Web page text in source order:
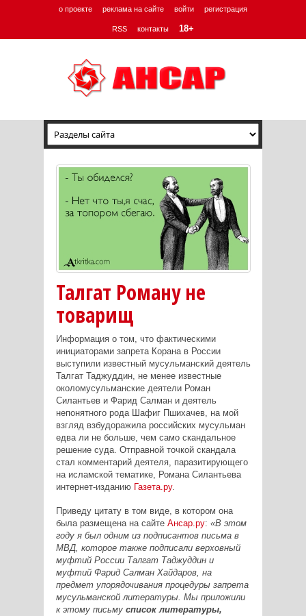
о проекте реклама на сайте войти регистрация
RSS контакты 18+
Талгат Роману не
товарищ
Информация о том, что фактическими
инициаторами запрета Корана в России
выступили известный мусульманский деятель
Талгат Таджуддин, не менее известные
околомусульманские деятели Роман
Силантьев и Фарид Салман и деятель
непонятного рода Шафиг Пшихачев, на мой
взгляд взбудоражила российских мусульман
едва ли не больше, чем само скандальное
решение суда. Отправной точкой скандала
стал комментарий деятеля, паразитирующего
на исламской тематике, Романа Силантьева
интернет-изданию Газета.ру.
Приведу цитату в том виде, в котором она
была размещена на сайте Ансар.ру: «В этом
году я был одним из подписантов письма в
МВД, которое также подписали верховный
муфтий России Талгат Таджуддин и
муфтий Фарид Салман Хайдаров, на
предмет упорядочивания процедуры запрета
мусульманской литературы. Мы приложили
к этому письму список литературы,